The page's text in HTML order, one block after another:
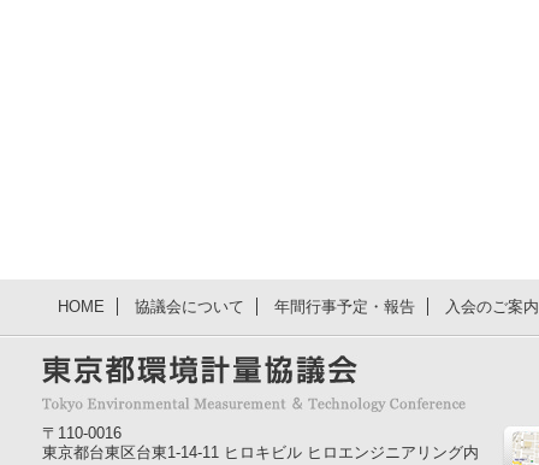
HOME 協議会について 年間行事予定・報告 入会のご案
〒110-0016
東京都台東区台東1-14-11 ヒロキビル ヒロエンジニアリング内